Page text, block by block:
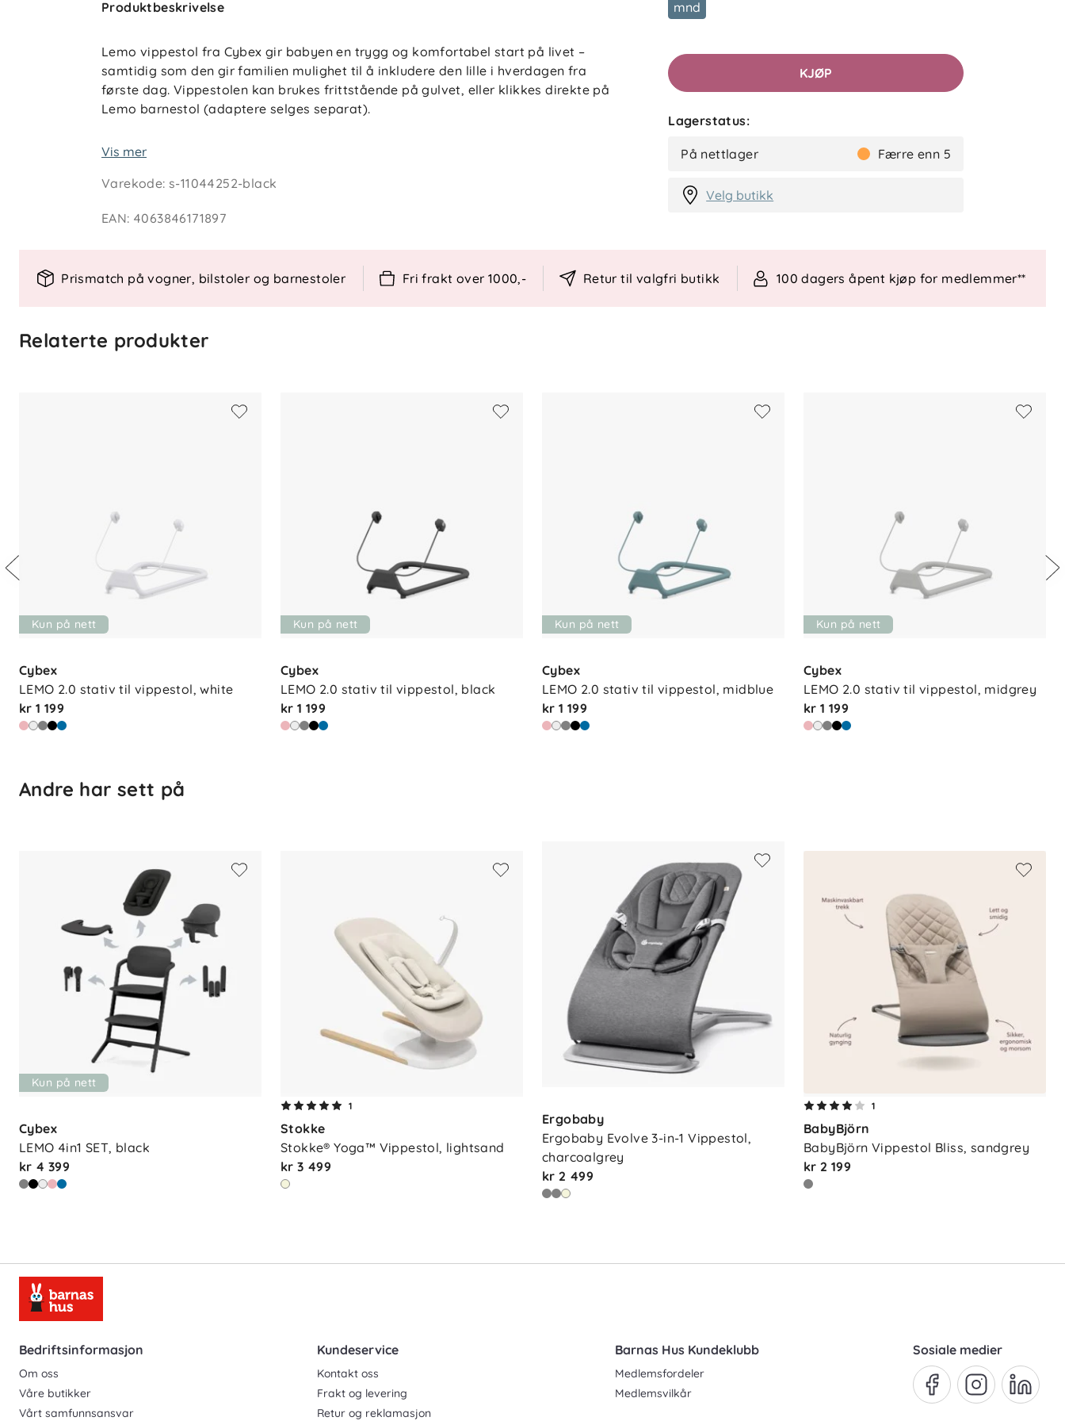
Produktbeskrivelse
Lemo vippestol fra Cybex gir babyen en trygg og komfortabel start på livet –
samtidig som den gir familien mulighet til å inkludere den lille i hverdagen fra
første dag. Vippestolen kan brukes frittstående på gulvet, eller klikkes direkte på
Lemo barnestol (adaptere selges separat).
Den justerbare ryggstøtten tilpasses enkelt babyens behov, enten det er tid for
etter hvert som barnet vokser kan selen tas av – slik at stolen kan brukes videre
barnets motoriske utvikling.
Materialer og vedlikehold
Bruk: Slitesterk konstruksjon tilpasset daglig bruk
Vis mer
Varekode:s-11044252-black
EAN: 4063846171897
mnd
KJØP
Lagerstatus:
På nettlager Færre enn 5
Velg butikk
Prismatch på vogner, bilstoler og barnestoler Fri frakt over 1000,- Retur til valgfri butikk 100 dagers åpent kjøp for medlemmer**
Relaterte produkter
Kun på nett
Cybex
LEMO 2.0 stativ til vippestol, white
kr 1 199
Kun på nett
Cybex
LEMO 2.0 stativ til vippestol, black
kr 1 199
Kun på nett
Cybex
LEMO 2.0 stativ til vippestol, midblue
kr 1 199
Kun på nett
Cybex
LEMO 2.0 stativ til vippestol, midgrey
kr 1 199
Andre har sett på
Kun på nett
Cybex
LEMO 4in1 SET, black
kr 4 399
1
Stokke
Stokke® Yoga™ Vippestol, lightsand
kr 3 499
Ergobaby
Ergobaby Evolve 3-in-1 Vippestol,
charcoalgrey
kr 2 499
1
BabyBjörn
BabyBjörn Vippestol Bliss, sandgrey
kr 2 199
Bedriftsinformasjon
Om oss
Våre butikker
Vårt samfunnsansvar
Kundeservice
Kontakt oss
Frakt og levering
Retur og reklamasjon
Barnas Hus Kundeklubb
Medlemsfordeler
Medlemsvilkår
Sosiale medier